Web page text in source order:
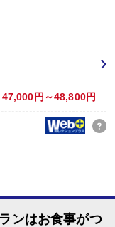
えない場合がいがござい
ます。
47,000円～48,800円
ンはお食事がつ